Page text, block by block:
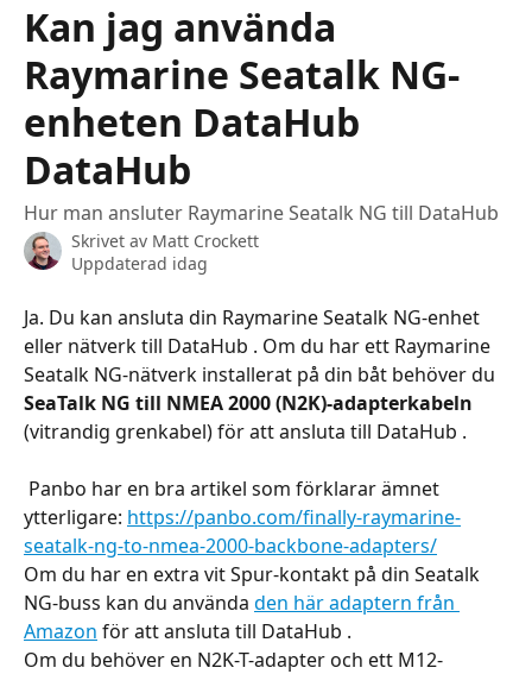
Kan jag använda
Raymarine Seatalk NG-
enheten DataHub
DataHub
Hur man ansluter Raymarine Seatalk NG till DataHub
Skrivet av Matt Crockett
Uppdaterad idag
Ja. Du kan ansluta din Raymarine Seatalk NG-enhet
eller nätverk till DataHub . Om du har ett Raymarine
Seatalk NG-nätverk installerat på din båt behöver du
SeaTalk NG till NMEA 2000 (N2K)-adapterkabeln
(vitrandig grenkabel) för att ansluta till DataHub .
ytterligare: https://panbo.com/finally-raymarine-
seatalk-ng-to-nmea-2000-backbone-adapters/
Om du har en extra vit Spur-kontakt på din Seatalk
NG-buss kan du använda den här adaptern från
Amazon för att ansluta till DataHub .
Om du behöver en N2K-T-adapter och ett M12-